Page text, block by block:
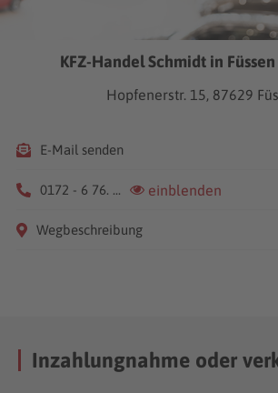
KFZ-Handel Schmidt in
Hopfenerstr. 15, 87629
E-Mail senden
0172 - 6 76. ... einblenden
Wegbeschreibung
Inzahlungnahme oder